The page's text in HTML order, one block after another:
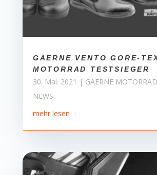
GAERNE VENTO GORE-
MOTORRAD TESTSIEGER
30. Mai. 2021 | GAERNE
NEWS
mehr lesen